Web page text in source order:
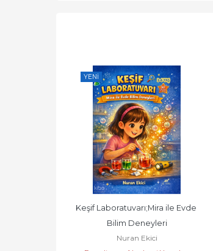
YENI
Keşif Laboratuvarı;Mira ile Evde
Bilim Deneyleri
Nuran Ekici